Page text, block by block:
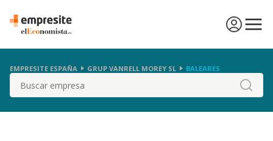
EMPRESITE ESPAÑA GRUP VANRELL MOREY SL BALEARES
Buscar